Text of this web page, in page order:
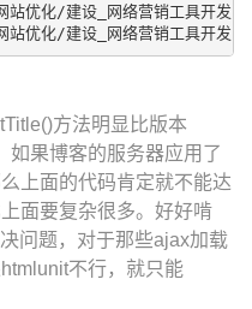
站优化/建设_网络营销工具开发
站优化/建设_网络营销工具开发
方法明显比版本
如果博客的服务器应用了
上面的代码肯定就不能达
面要复杂很多。好好啃
问题，对于那些ajax加载
不行，就只能